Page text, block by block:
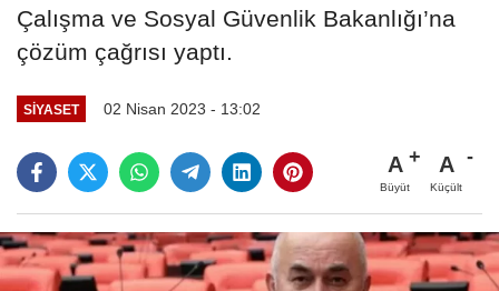
Çalışma ve Sosyal Güvenlik Bakanlığı’na
çözüm çağrısı yaptı.
SIYASET 02 Nisan 2023 - 13:02
A
Büyüt
A
Küçült